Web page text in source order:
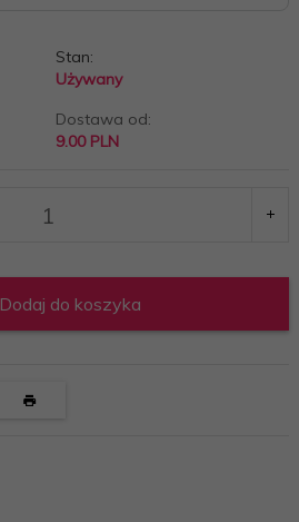
Stan:
Używany
Dostawa od:
9.00 PLN
Dodaj do koszyka